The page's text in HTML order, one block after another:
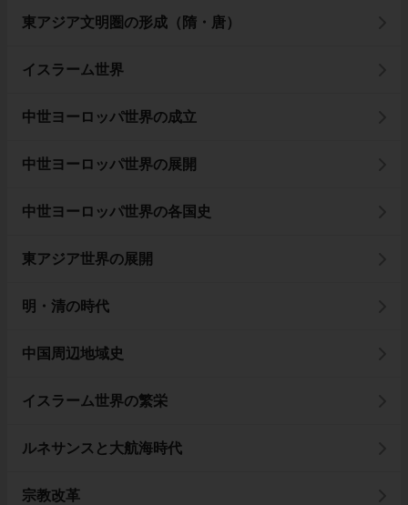
東アジア文明圏の形成（隋・唐）
イスラーム世界
中世ヨーロッパ世界の成立
中世ヨーロッパ世界の展開
中世ヨーロッパ世界の各国史
東アジア世界の展開
明・清の時代
中国周辺地域史
イスラーム世界の繁栄
ルネサンスと大航海時代
宗教改革